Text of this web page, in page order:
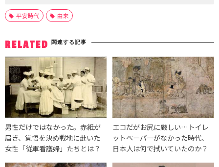
平安時代 由来
RELATED 関連する記事
男性だけではなかった。赤紙が
届き、覚悟を決め戦地に赴いた
女性「従軍看護婦」たちとは？
エコだがお尻に厳しい…トイレ
ットペーパーがなかった時代、
日本人は何で拭いていたのか？